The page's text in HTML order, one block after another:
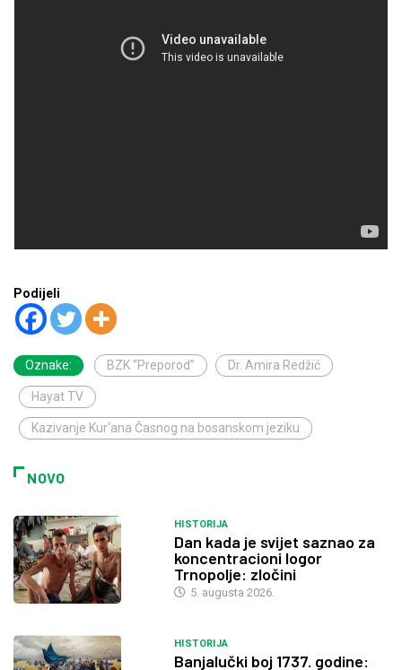
Podijeli
Oznake: BZK “Preporod” Dr. Amira Redžić
Hayat TV
Kazivanje Kur'ana Časnog na bosanskom jeziku
NOVO
HISTORIJA
Dan kada je svijet saznao za
koncentracioni logor
Trnopolje: zločini
5. augusta 2026.
HISTORIJA
Banjalučki boj 1737. godine: